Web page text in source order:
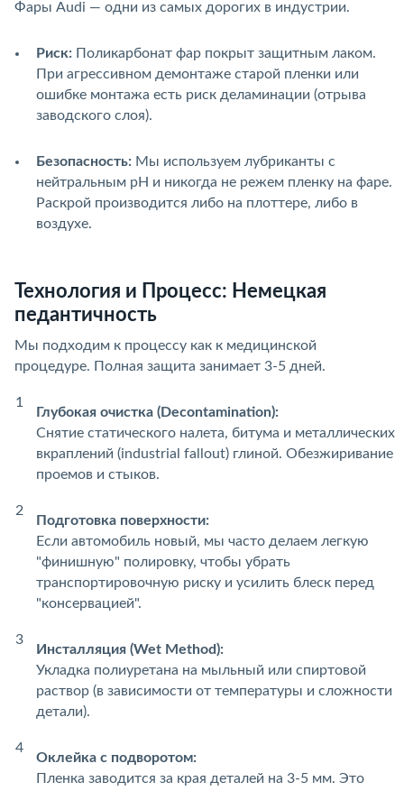
Фары Audi — одни из самых дорогих в индустрии.
Риск: Поликарбонат фар покрыт защитным лаком.
При агрессивном демонтаже старой пленки или
ошибке монтажа есть риск деламинации (отрыва
заводского слоя).
Безопасность: Мы используем лубриканты с
нейтральным pH и никогда не режем пленку на фаре.
Раскрой производится либо на плоттере, либо в
воздухе.
Технология и Процесс: Немецкая
педантичность
Мы подходим к процессу как к медицинской
процедуре. Полная защита занимает 3-5 дней.
Глубокая очистка (Decontamination):
Снятие статического налета, битума и металлических
вкраплений (industrial fallout) глиной. Обезжиривание
проемов и стыков.
Подготовка поверхности:
Если автомобиль новый, мы часто делаем легкую
"финишную" полировку, чтобы убрать
транспортировочную риску и усилить блеск перед
"консервацией".
Инсталляция (Wet Method):
Укладка полиуретана на мыльный или спиртовой
раствор (в зависимости от температуры и сложности
детали).
Оклейка с подворотом:
Пленка заводится за края деталей на 3-5 мм. Это